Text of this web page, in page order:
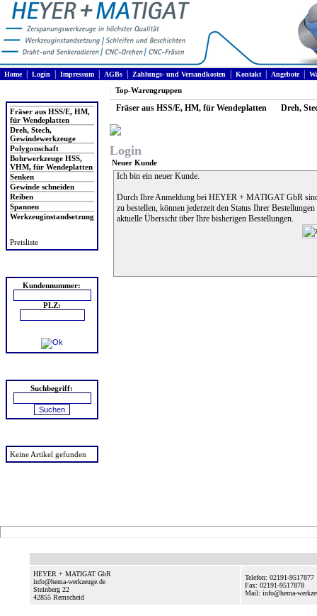
Home| Login Impressum AGBs Zahlungs- und Versandkosten Kontakt| Angebote|
Fräser aus HSS/E, HM,
für Wendeplatten
Dreh, Stech,
Gewindewerkzeuge
Polygonschaft
Bohrwerkzeuge HSS,
VHM, für Wendeplatten
Senken
Gewinde schneiden
Reiben
Spannen
Werkzeuginstandsetzung
Preisliste
Kundennummer:
PLZ:
Suchbegriff:
Keine Artikel gefunden
Top-Warengruppen
Fräser aus HSS/E, HM, für Wendeplatten Dreh,
Login
Neuer Kunde
Ich bin ein neuer Kunde.
Durch Ihre Anmeldung bei HEYER + MATIGAT GbR
zu bestellen, können jederzeit den Status Ihrer
aktuelle Übersicht über Ihre bisherigen Bestellungen.
HEYER + MATIGAT GbR
info@hema-werkzeuge.de
Steinberg 22
42855 Remscheid
Telefon: 02191-9517877
Fax: 02191-9517878
Mail: info@hema-